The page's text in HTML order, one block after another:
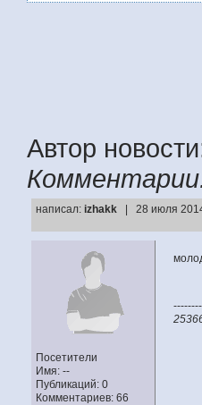
Автор
написал: izhakk | 28 июля
Посетители
Имя: --
Публикаций: 0
Комментариев: 66